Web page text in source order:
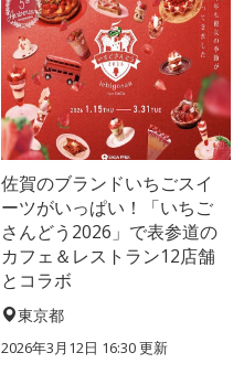
佐賀のブランドいちごスイ
ーツがいっぱい！「いちご
さんどう2026」で表参道の
カフェ＆レストラン12店舗
とコラボ
東京都
2026年3月12日 16:30 更新